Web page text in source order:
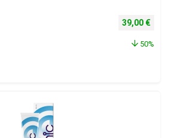
Izvorna
39,00 €
50%